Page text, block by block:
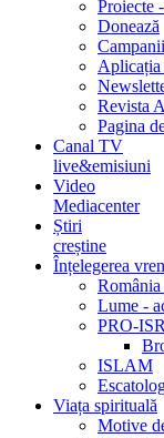
Proiecte
Donează
Revista
Pagina
Canal TV
live&emisiuni
Video
Mediacenter
Știri
creștine
Înțelegerea
Lume -
PRO-
ISLAM
Viața spirituală
Motive